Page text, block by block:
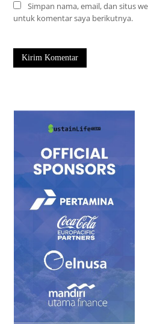
Simpan nama, email, dan situs
untuk komentar saya berikutnya.